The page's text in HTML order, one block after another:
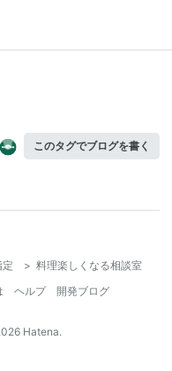
このタグでブログを書く
定 > 料理楽しくなる相談室
ヘルプ
開発ブログ
Hatena.